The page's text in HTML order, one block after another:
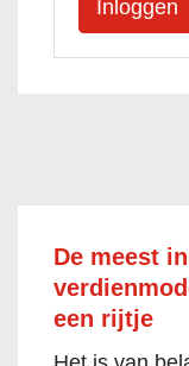
De meest
een rijtje